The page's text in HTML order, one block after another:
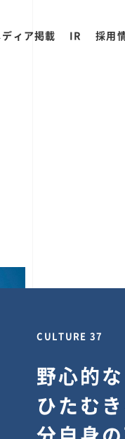
ィア掲載 IR 採用
CULTURE 30
逆境で
スを変